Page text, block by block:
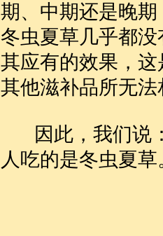
期、中期还是晚
冬虫夏草几乎都
其应有的效果，
其他滋补品所无法
因此，我们说：
人吃的是冬虫夏草